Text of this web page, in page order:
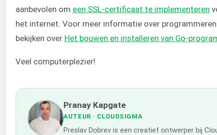
aanbevolen om een SSL-certificaat te implementeren
het internet. Voor meer informatie over
bekijken over Het bouwen en installeren van Go-
Veel computerplezier!
Pranay Kapgate
AUTEUR · CLOUDSIGMA
Preslav Dobrev is een creatief ontwerper bij